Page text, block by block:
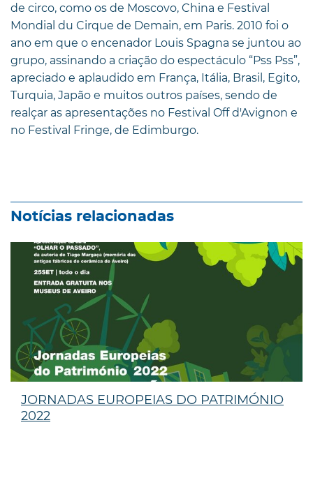
de circo, como os de Moscovo, China e Festival
Mondial du Cirque de Demain, em Paris. 2010 foi o
ano em que o encenador Louis Spagna se juntou ao
grupo, assinando a criação do espectáculo “Pss Pss”,
apreciado e aplaudido em França, Itália, Brasil, Egito,
Turquia, Japão e muitos outros países, sendo de
realçar as apresentações no Festival Off d'Avignon e
no Festival Fringe, de Edimburgo.
Notícias relacionadas
JORNADAS EUROPEIAS DO PATRIMÓNIO
2022